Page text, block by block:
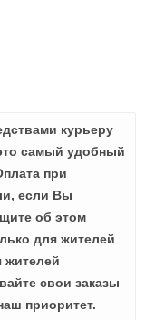
курьеру
самый удобный
при
если Вы
об этом
для жителей
жителей
свои заказы
приоритет.